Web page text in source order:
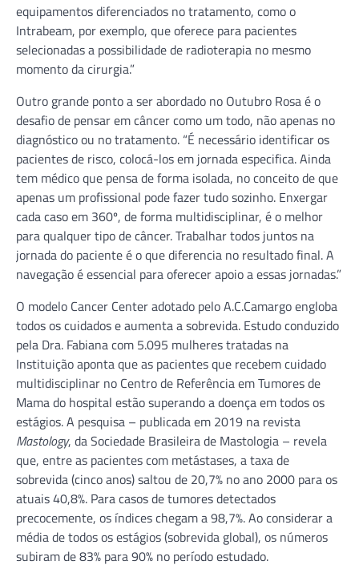
equipamentos diferenciados no tratamento, como o
Intrabeam, por exemplo, que oferece para pacientes
selecionadas a possibilidade de radioterapia no mesmo
momento da cirurgia.”
Outro grande ponto a ser abordado no Outubro Rosa é o
desafio de pensar em câncer como um todo, não apenas no
diagnóstico ou no tratamento. “É necessário identificar os
pacientes de risco, colocá-los em jornada especifica. Ainda
tem médico que pensa de forma isolada, no conceito de que
apenas um profissional pode fazer tudo sozinho. Enxergar
cada caso em 360º, de forma multidisciplinar, é o melhor
para qualquer tipo de câncer. Trabalhar todos juntos na
jornada do paciente é o que diferencia no resultado final. A
navegação é essencial para oferecer apoio a essas jornadas.”
O modelo Cancer Center adotado pelo A.C.Camargo engloba
todos os cuidados e aumenta a sobrevida. Estudo conduzido
pela Dra. Fabiana com 5.095 mulheres tratadas na
Instituição aponta que as pacientes que recebem cuidado
multidisciplinar no Centro de Referência em Tumores de
Mama do hospital estão superando a doença em todos os
estágios. A pesquisa – publicada em 2019 na revista
Mastology, da Sociedade Brasileira de Mastologia – revela
que, entre as pacientes com metástases, a taxa de
sobrevida (cinco anos) saltou de 20,7% no ano 2000 para os
atuais 40,8%. Para casos de tumores detectados
precocemente, os índices chegam a 98,7%. Ao considerar a
média de todos os estágios (sobrevida global), os números
subiram de 83% para 90% no período estudado.